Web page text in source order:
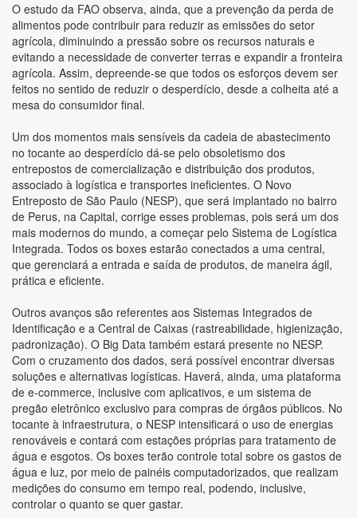
O estudo da FAO observa, ainda, que a prevenção da perda de
alimentos pode contribuir para reduzir as emissões do setor
agrícola, diminuindo a pressão sobre os recursos naturais e
evitando a necessidade de converter terras e expandir a fronteira
agrícola. Assim, depreende-se que todos os esforços devem ser
feitos no sentido de reduzir o desperdício, desde a colheita até a
mesa do consumidor final.
Um dos momentos mais sensíveis da cadeia de abastecimento
no tocante ao desperdício dá-se pelo obsoletismo dos
entrepostos de comercialização e distribuição dos produtos,
associado à logística e transportes ineficientes. O Novo
Entreposto de São Paulo (NESP), que será implantado no bairro
de Perus, na Capital, corrige esses problemas, pois será um dos
mais modernos do mundo, a começar pelo Sistema de Logística
Integrada. Todos os boxes estarão conectados a uma central,
que gerenciará a entrada e saída de produtos, de maneira ágil,
prática e eficiente.
Outros avanços são referentes aos Sistemas Integrados de
Identificação e a Central de Caixas (rastreabilidade, higienização,
padronização). O Big Data também estará presente no NESP.
Com o cruzamento dos dados, será possível encontrar diversas
soluções e alternativas logísticas. Haverá, ainda, uma plataforma
de e-commerce, inclusive com aplicativos, e um sistema de
pregão eletrônico exclusivo para compras de órgãos públicos. No
tocante à infraestrutura, o NESP intensificará o uso de energias
renováveis e contará com estações próprias para tratamento de
água e esgotos. Os boxes terão controle total sobre os gastos de
água e luz, por meio de painéis computadorizados, que realizam
medições do consumo em tempo real, podendo, inclusive,
controlar o quanto se quer gastar.